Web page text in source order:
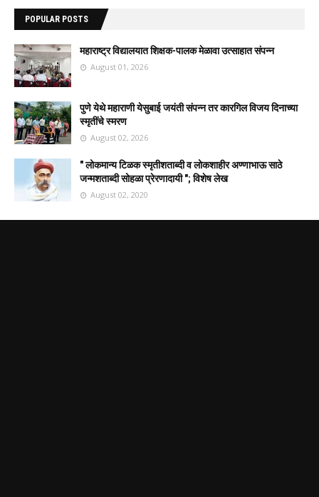
POPULAR POSTS
महाराष्ट्र विद्यालयात शिक्षक-पालक मेळावा उत्साहात संपन्न
August 01, 2026
पुणे येथे महाराणी येसुबाई जयंती संपन्न तर कारगिल विजय दिनाच्या
स्मृतींचे स्मरण
August 02, 2026
" लोकमान्य टिळक स्मृतीशताब्दी व लोकशाहीर अण्णाभाऊ साठे
जन्मशताब्दी सोहळा प्रेरणादायी "; विशेष लेख
August 02, 2020